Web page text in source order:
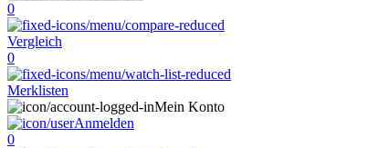
0
Vergleich
0
Merklisten
Mein Konto
Anmelden
0